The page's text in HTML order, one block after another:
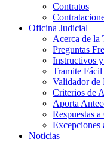
Contratos
Oficina Judicial
Acerca de la
Preguntas
Instructivos
Tramite Fácil
Validador de
Criterios de
Aporta
Respuestas
Excepciones
Noticias